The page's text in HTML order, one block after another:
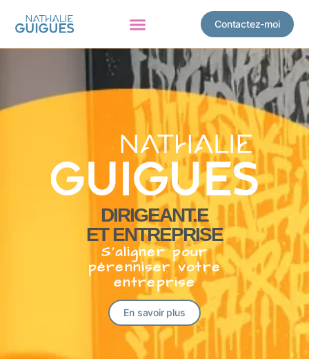
Contactez-moi
DIRIGEANT.E
ET ENTREPRISE
S’aligner pour
pérenniser votre
entreprise
En savoir plus